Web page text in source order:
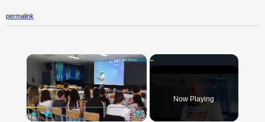
permalink
×
Now Playing